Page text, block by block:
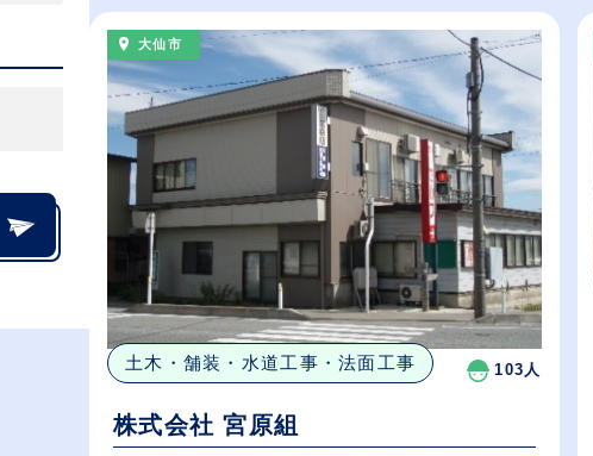
大仙市
土木・舗装・水道工事・法面工事 103人
株式会社 宮原組